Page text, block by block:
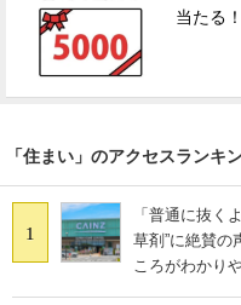
当たる
「住まい」のアクセスランキ
1
「普通に抜く
草剤”に絶賛
ころがわかり